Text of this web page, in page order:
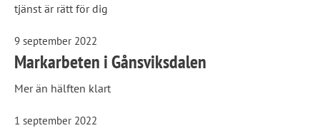
tjänst är rätt för dig
9 september 2022
Markarbeten i Gånsviksdalen
Mer än hälften klart
1 september 2022